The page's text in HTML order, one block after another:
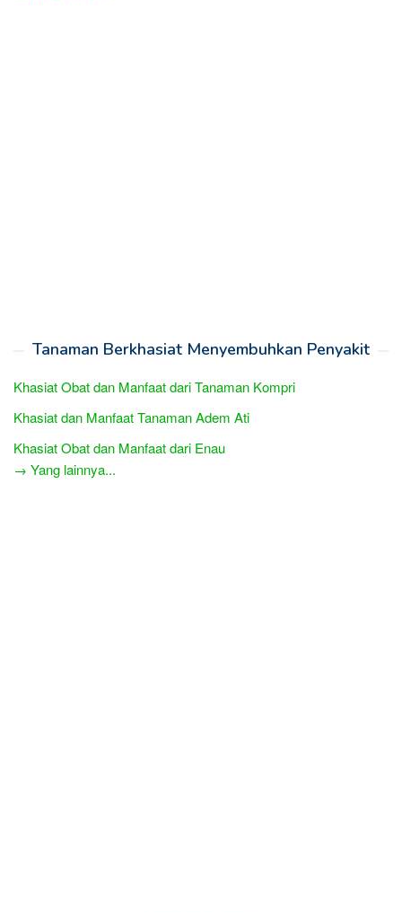
Tanaman Berkhasiat Menyembuhkan Penyakit
Khasiat Obat dan Manfaat dari Tanaman Kompri
Khasiat dan Manfaat Tanaman Adem Ati
Khasiat Obat dan Manfaat dari Enau
→ Yang lainnya...